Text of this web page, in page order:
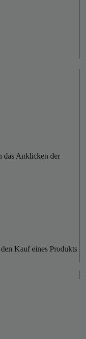
das Anklicken der
Kauf eines Produkts